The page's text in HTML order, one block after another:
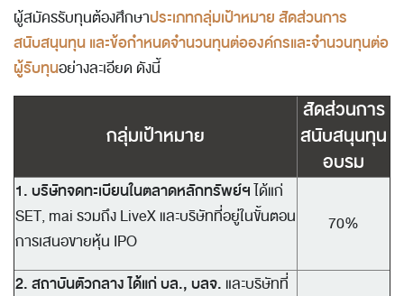
ผู้สมัครรับทุนต้องศึกษาประเภทกลุ่มเป้าหมาย สัดส่วนการ
สนับสนุนทุน และข้อกำหนดจำนวนทุนต่อองค์กรและจำนวนทุนต่อ
ผู้รับทุนอย่างละเอียด ดังนี้
กลุ่มเป้าหมาย
สัดส่วนการ
สนับสนุนทุน
อบรม
1. บริษัทจดทะเบียนในตลาดหลักทรัพย์ฯได้แก่
SET, mai รวมถึง LiveX และบริษัทที่อยู่ในขั้นตอน
การเสนอขายหุ้น IPO
70%
2. สถาบันตัวกลาง ได้แก่ บล., บลจ. และบริษัทที่